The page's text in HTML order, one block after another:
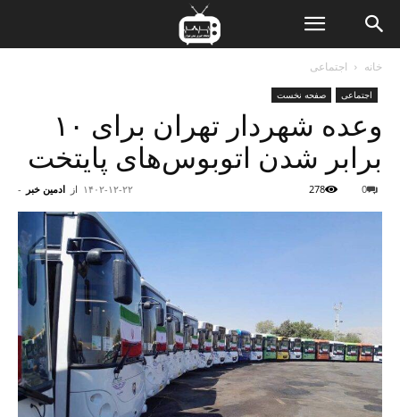
خانه اجتماعی
اجتماعی صفحه نخست
وعده شهردار تهران برای ۱۰
برابر شدن اتوبوس‌های پایتخت
از ادمین خبر - ۱۴۰۲-۱۲-۲۲ 0
278